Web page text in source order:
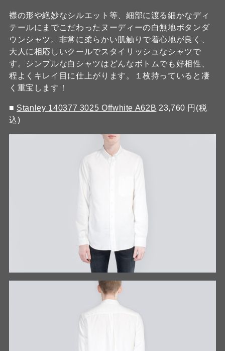
襟の形や絶妙なシルエット等、細部に渡る細かなディ
テールにまでこだわったヌーディーの白無地ボタンダ
ウンシャツ。非常に柔らかい肌触りで着心地が良く、
大人に相応しいクールでスタイリッシュなシャツで
す。シンプルな白シャツはどんなボトムでも好相性、
程よくキレイ目に仕上がります。１枚持っていると凄
く重宝します！
■ Stanley 140377 3025 Offwhite A62B 23,760 円(税
込)